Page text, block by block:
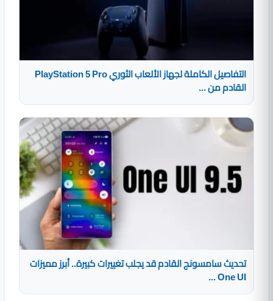
التفاصيل الكاملة لجهاز الألعاب الثوري PlayStation 5 Pro
القادم من ...
تحديث سامسونج القادم قد يجلب تغييرات كبيرة.. أبرز مميزات
One UI ...